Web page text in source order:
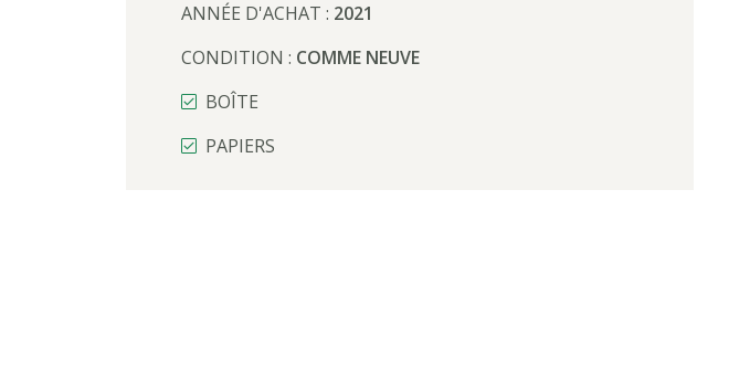
ANNÉE D'ACHAT : 2021
CONDITION : COMME NEUVE
BOÎTE
PAPIERS